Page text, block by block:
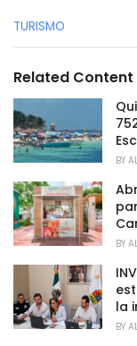
C
e
o
r
i
e
:
TURISMO
Related Content
BY
BY
la
BY